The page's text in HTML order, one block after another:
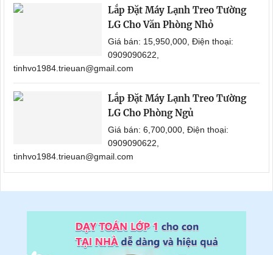
Lắp Đặt Máy Lạnh Treo Tường
LG Cho Văn Phòng Nhỏ
Giá bán: 15,950,000, Điện thoại:
0909090622,
tinhvo1984.trieuan@gmail.com
Lắp Đặt Máy Lạnh Treo Tường
LG Cho Phòng Ngủ
Giá bán: 6,700,000, Điện thoại:
0909090622,
tinhvo1984.trieuan@gmail.com